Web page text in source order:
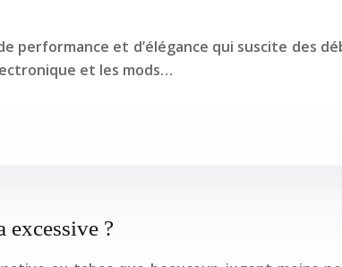
performance et d’élégance qui suscite des
et les mods…
excessive ?